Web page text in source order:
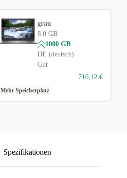
grau
8.0 GB
1000 GB
DE (deutsch)
Gut
710,12 €
Mehr Speicherplatz
Spezifikationen